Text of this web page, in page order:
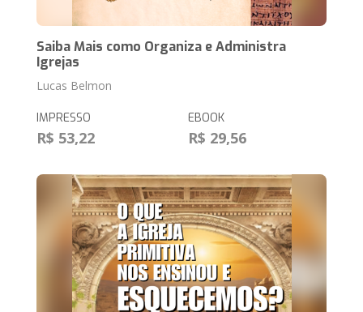
Saiba Mais como Organiza e Administra
Igrejas
Lucas Belmon
IMPRESSO
R$ 53,22
EBOOK
R$ 29,56